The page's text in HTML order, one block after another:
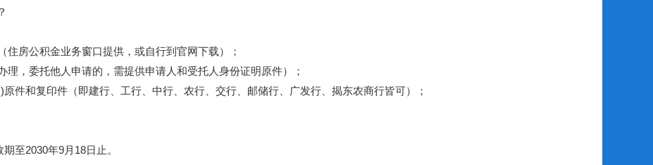
房公积金业务窗口提供，或自行到官网下载）；
，委托他人申请的，需提供申请人和受托人身份证明原件）；
和复印件（即建行、工行、中行、农行、交行、邮储行、广发行、揭东农商行皆可）；
至2030年9月18日止。